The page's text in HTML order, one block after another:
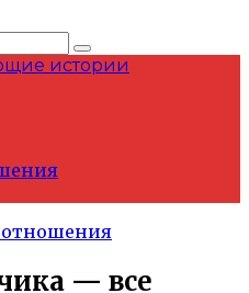
истории
— все